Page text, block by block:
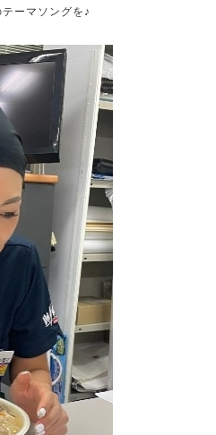
ーマソングを♪